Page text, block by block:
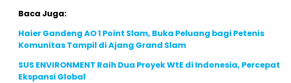
Baca Juga:
Haier Gandeng AO 1 Point Slam, Buka Peluang bagi Petenis
Komunitas Tampil di Ajang Grand Slam
SUS ENVIRONMENT Raih Dua Proyek WtE di Indonesia, Percepat
Ekspansi Global